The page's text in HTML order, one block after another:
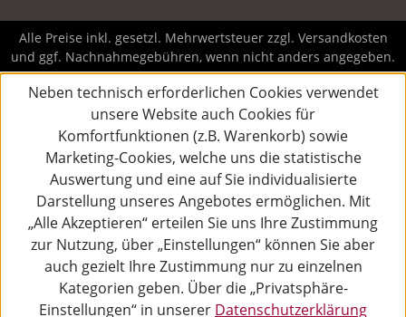
Alle Preise inkl. gesetzl. Mehrwertsteuer zzgl. Versandkosten
und ggf. Nachnahmegebühren, wenn nicht anders angegeben.
Neben technisch erforderlichen Cookies verwendet
unsere Website auch Cookies für
Komfortfunktionen (z.B. Warenkorb) sowie
Marketing-Cookies, welche uns die statistische
Auswertung und eine auf Sie individualisierte
Darstellung unseres Angebotes ermöglichen. Mit
„Alle Akzeptieren“ erteilen Sie uns Ihre Zustimmung
zur Nutzung, über „Einstellungen“ können Sie aber
auch gezielt Ihre Zustimmung nur zu einzelnen
Kategorien geben. Über die „Privatsphäre-
Einstellungen“ in unserer Datenschutzerklärung